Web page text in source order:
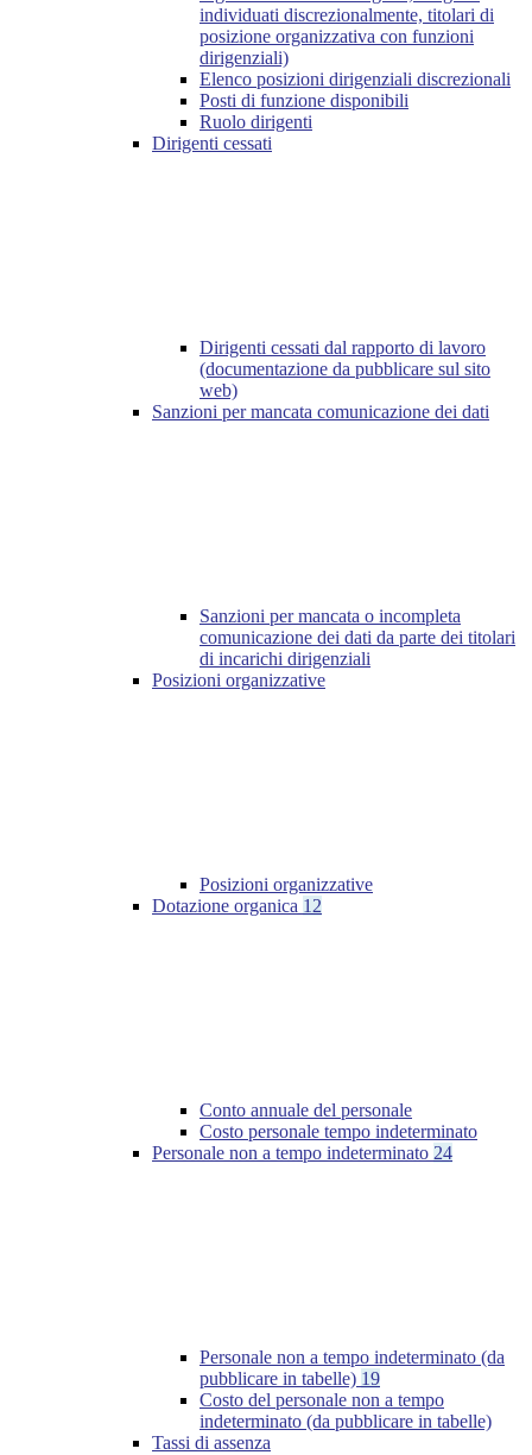
individuati discrezionalmente, titolari di
posizione organizzativa con funzioni
dirigenziali)
Elenco posizioni dirigenziali discrezionali
Posti di funzione disponibili
Ruolo dirigenti
Dirigenti cessati
Dirigenti cessati dal rapporto di lavoro
(documentazione da pubblicare sul sito
web)
Sanzioni per mancata comunicazione dei dati
Sanzioni per mancata o incompleta
comunicazione dei dati da parte dei titolari
di incarichi dirigenziali
Posizioni organizzative
Posizioni organizzative
Dotazione organica 12
Conto annuale del personale
Costo personale tempo indeterminato
Personale non a tempo indeterminato 24
Personale non a tempo indeterminato (da
pubblicare in tabelle) 19
Costo del personale non a tempo
indeterminato (da pubblicare in tabelle)
Tassi di assenza